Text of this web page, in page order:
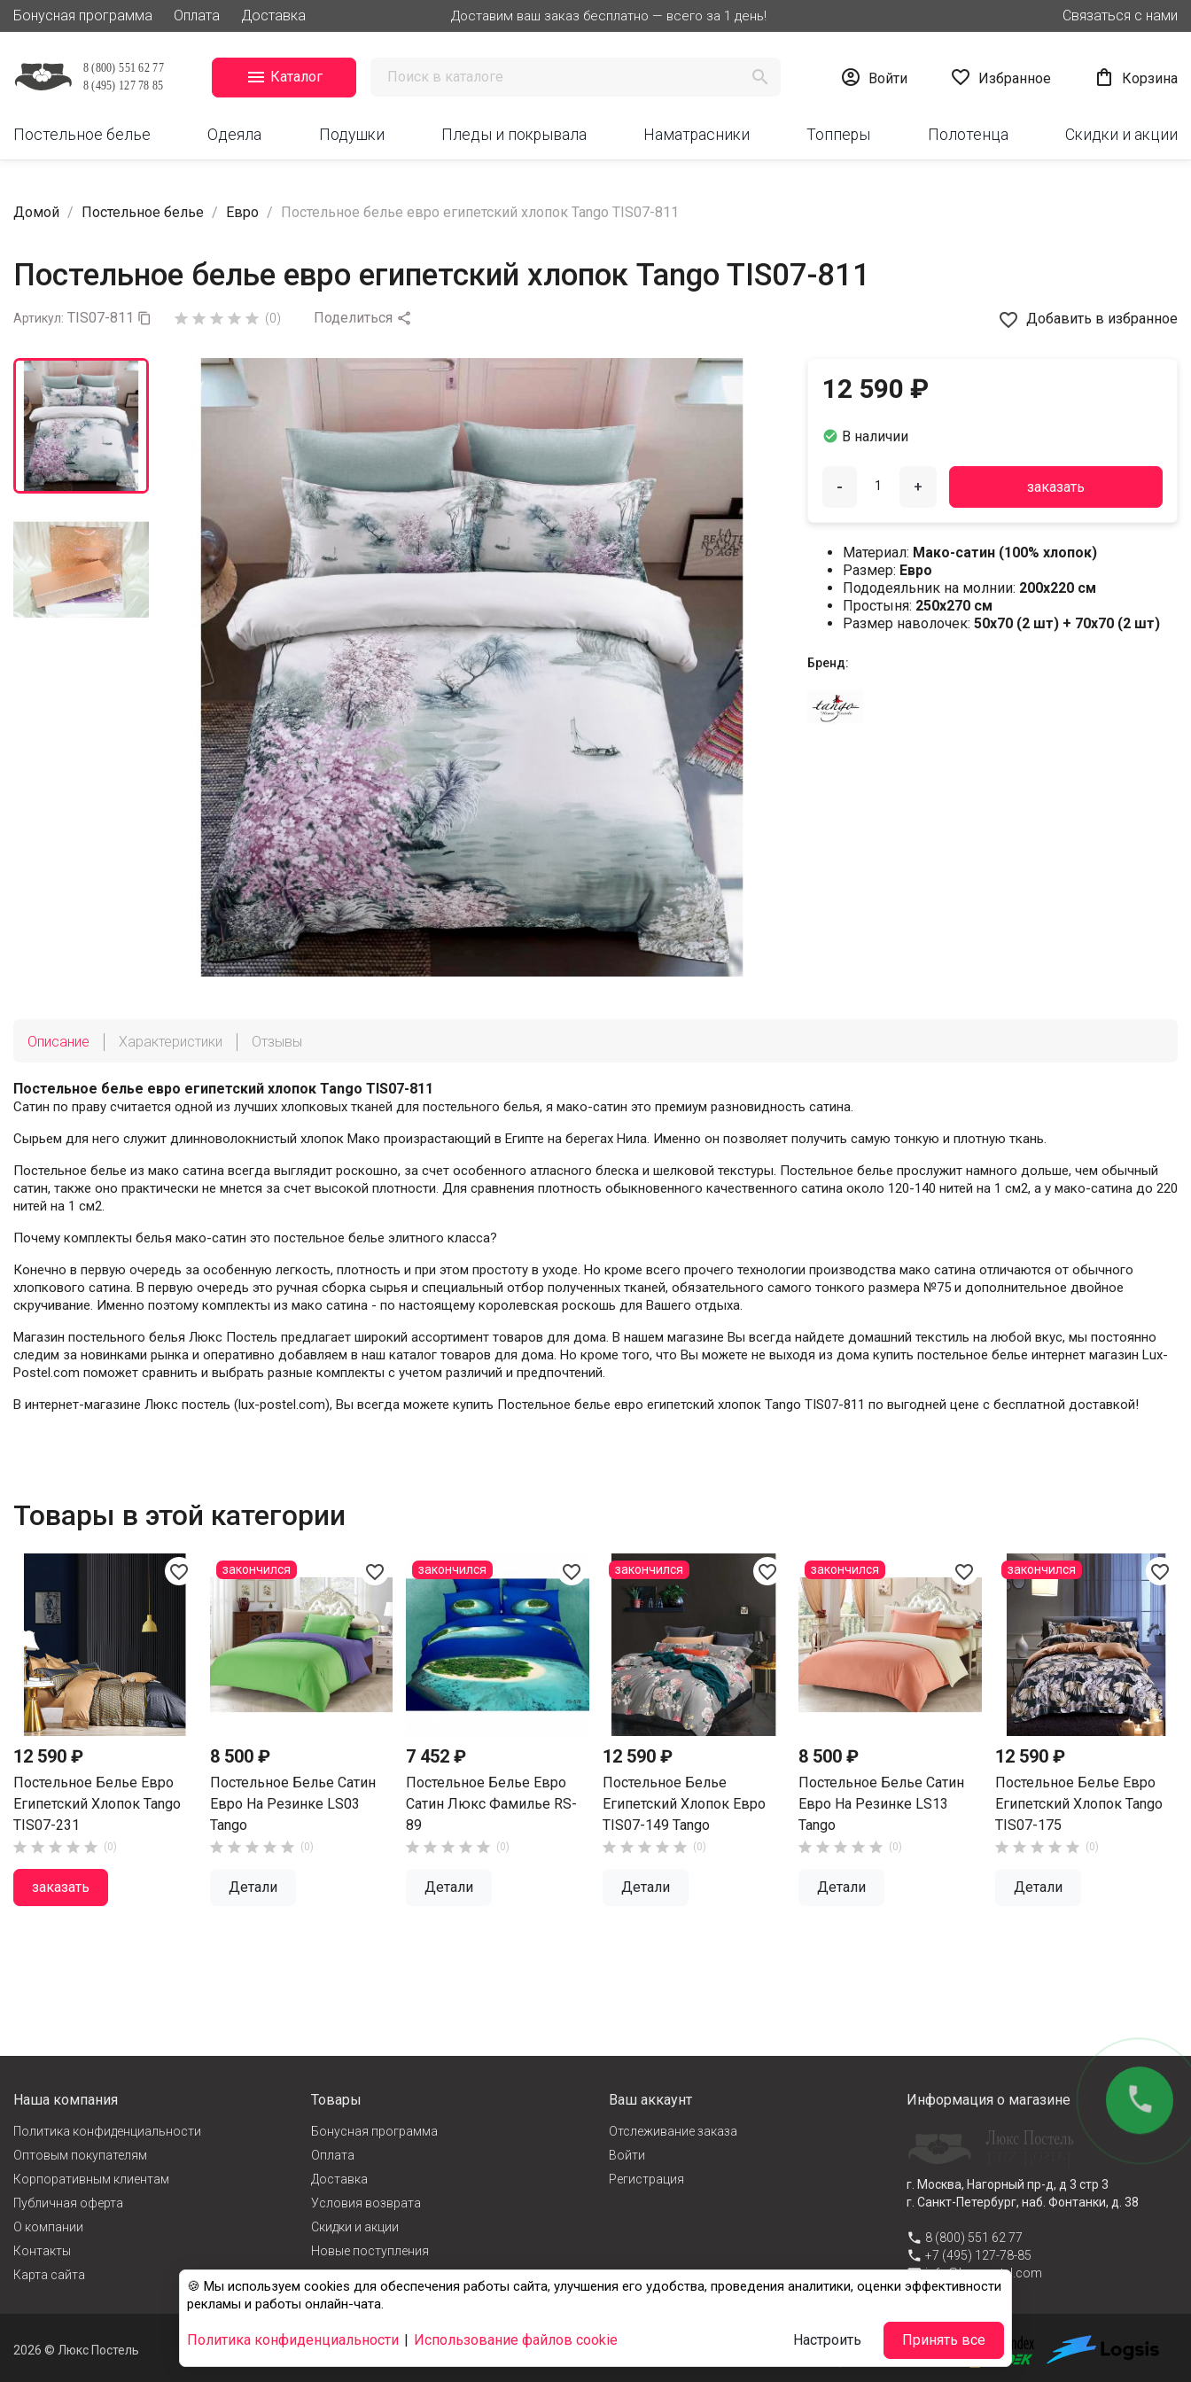
Бонусная программа Оплата Доставка Доставим ваш заказ бесплатно — всего за 1 день! Связаться с нами
 Каталог   Войти  Избранное  Корзина
Постельное белье Одеяла Подушки Пледы и покрывала Наматрасники Топперы Полотенца Скидки и акции
Домой Постельное белье Евро Постельное белье евро египетский хлопок Tango TIS07-811
Постельное белье евро египетский хлопок Tango TIS07-811
Артикул: TIS07-811       (0) Поделиться  favorite_border Добавить в избранное
12 590 ₽
 В наличии
- + заказать
Материал: Мако-сатин (100% хлопок)
Размер: Евро
Пододеяльник на молнии: 200х220 см
Простыня: 250х270 см
Размер наволочек: 50x70 (2 шт) + 70x70 (2 шт)
Бренд:
Описание Характеристики Отзывы
Постельное белье евро египетский хлопок Tango TIS07-811
Сатин по праву считается одной из лучших хлопковых тканей для постельного белья, я мако-сатин это премиум разновидность сатина.
Сырьем для него служит длинноволокнистый хлопок Мако произрастающий в Египте на берегах Нила. Именно он позволяет получить самую тонкую и плотную ткань.
Постельное белье из мако сатина всегда выглядит роскошно, за счет особенного атласного блеска и шелковой текстуры. Постельное белье прослужит намного дольше, чем обычный
сатин, также оно практически не мнется за счет высокой плотности. Для сравнения плотность обыкновенного качественного сатина около 120-140 нитей на 1 см2, а у мако-сатина до 220
нитей на 1 см2.
Почему комплекты белья мако-сатин это постельное белье элитного класса?
Конечно в первую очередь за особенную легкость, плотность и при этом простоту в уходе. Но кроме всего прочего технологии производства мако сатина отличаются от обычного
хлопкового сатина. В первую очередь это ручная сборка сырья и специальный отбор полученных тканей, обязательного самого тонкого размера №75 и дополнительное двойное
скручивание. Именно поэтому комплекты из мако сатина - по настоящему королевская роскошь для Вашего отдыха.
Магазин постельного белья Люкс Постель предлагает широкий ассортимент товаров для дома. В нашем магазине Вы всегда найдете домашний текстиль на любой вкус, мы постоянно
следим за новинками рынка и оперативно добавляем в наш каталог товаров для дома. Но кроме того, что Вы можете не выходя из дома купить постельное белье интернет магазин Lux-
Postel.com поможет сравнить и выбрать разные комплекты с учетом различий и предпочтений.
В интернет-магазине Люкс постель (lux-postel.com), Вы всегда можете купить Постельное белье евро египетский хлопок Tango TIS07-811 по выгодней цене с бесплатной доставкой!
Товары в этой категории
favorite_border
12 590 ₽
Постельное Белье Евро
Египетский Хлопок Tango
TIS07-231
     (0)
заказать
favorite_border
8 500 ₽
Постельное Белье Сатин
Евро На Резинке LS03
Tango
     (0)
Детали
закончился favorite_border
7 452 ₽
Постельное Белье Евро
Сатин Люкс Фамилье RS-
89
     (0)
Детали
закончился favorite_border
12 590 ₽
Постельное Белье
Египетский Хлопок Евро
TIS07-149 Tango
     (0)
Детали
закончился favorite_border
8 500 ₽
Постельное Белье Сатин
Евро На Резинке LS13
Tango
     (0)
Детали
закончился favorite_border
12 590 ₽
Постельное Белье Евро
Египетский Хлопок Tango
TIS07-175
     (0)
Детали
закончился
Наша компания
Политика конфиденциальности
Оптовым покупателям
Корпоративным клиентам
Публичная оферта
О компании
Контакты
Карта сайта
Товары
Бонусная программа
Оплата
Доставка
Условия возврата
Cкидки и акции
Новые поступления
Лидеры продаж
Ваш аккаунт
Отслеживание заказа
Войти
Регистрация
Информация о магазине
г. Москва, Нагорный пр-д, д 3 стр 3
г. Санкт-Петербург, наб. Фонтанки, д. 38
phone 8 (800) 551 62 77
phone +7 (495) 127-78-85
emailinfo@lux-postel.com
2026 © Люкс Постель
🍪 Мы используем cookies для обеспечения работы сайта, улучшения его удобства, проведения аналитики, оценки эффективности
рекламы и работы онлайн-чата.
Политика конфиденциальности | Использование файлов cookie Настроить Принять все
phone